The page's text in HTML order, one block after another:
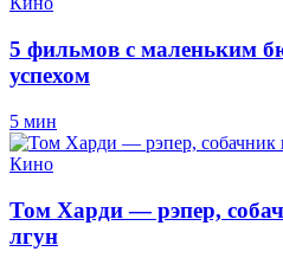
5 фильмов с маленьким
успехом
5 мин
Кино
Том Харди — рэпер,
лгун